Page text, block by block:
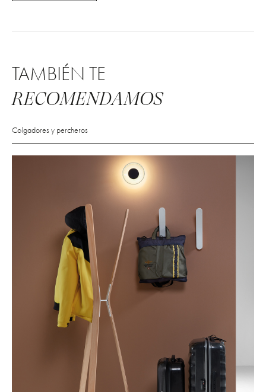
TAMBIÉN TE
RECOMENDAMOS
Colgadores y percheros